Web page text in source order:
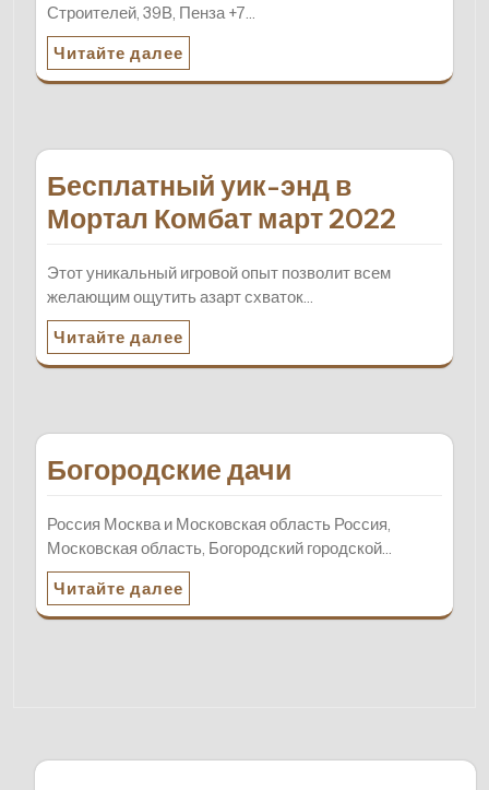
Строителей, 39В, Пенза +7…
Читайте далее
Бесплатный уик-энд в
Мортал Комбат март 2022
Этот уникальный игровой опыт позволит всем
желающим ощутить азарт схваток…
Читайте далее
Богородские дачи
Россия Москва и Московская область Россия,
Московская область, Богородский городской…
Читайте далее